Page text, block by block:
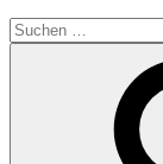
Suchen
nach: